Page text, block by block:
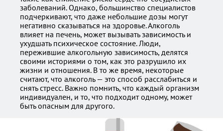
заболеваний. Однако, большинство специалистов
подчеркивают, что даже небольшие дозы могут
негативно сказываться на здоровье. Алкоголь
влияет на печень, может вызывать зависимость и
ухудшать психическое состояние. Люди,
пережившие алкогольную зависимость, делятся
своими историями о том, как это разрушило их
жизни и отношения. В то же время, некоторые
считают, что алкоголь — это способ расслабиться и
снять стресс. Важно помнить, что каждый организм
индивидуален, и то, что подходит одному, может
быть опасным для другого.